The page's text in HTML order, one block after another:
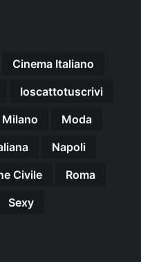
Cinema Italiano
Ioscattotuscrivi
Milano
Moda
Napoli
Civile
Roma
Sexy